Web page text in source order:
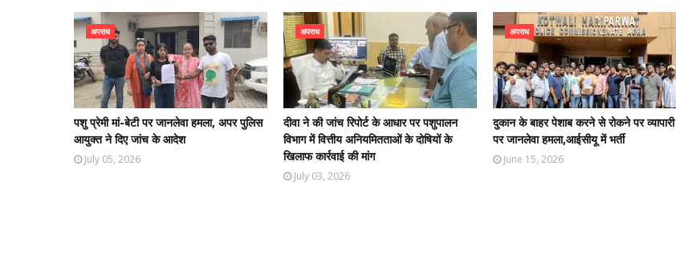
अपराध
पशु प्रेमी मां-बेटी पर जानलेवा हमला, अपर पुलिस
आयुक्त ने दिए जांच के आदेश
July 05, 2026
अपराध
दीवा ने की जांच रिपोर्ट के आधार पर पशुपालन
विभाग में वित्तीय अनियमितताओं के दोषियों के
खिलाफ कार्रवाई की मांग
July 03, 2026
अपराध
दुकान के बाहर पेशाब करने से रोकने पर व्यापारी
पर जानलेवा हमला,आईसीयू में भर्ती
June 15, 2026